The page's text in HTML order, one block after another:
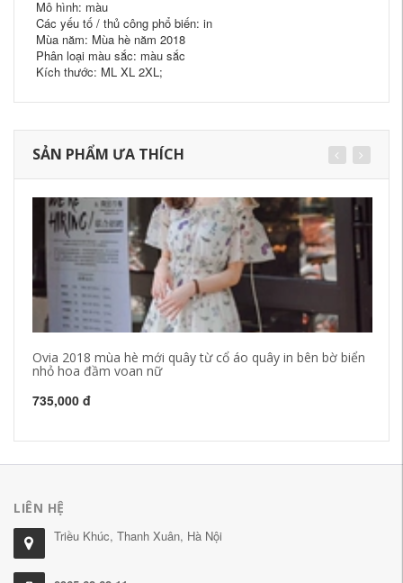
Mô hình: màu
Các yếu tố / thủ công phổ biến: in
Mùa năm: Mùa hè năm 2018
Phân loại màu sắc: màu sắc
Kích thước: ML XL 2XL;
SẢN PHẨM ƯA THÍCH
Ovia 2018 mùa hè mới quây từ cổ áo quây in bên bờ biển
nhỏ hoa đầm voan nữ
735,000 đ
LIÊN HỆ
Triều Khúc, Thanh Xuân, Hà Nội